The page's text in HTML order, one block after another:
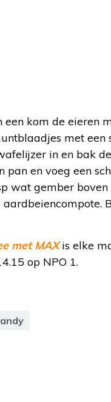
kom de eieren
met een
in en bak
en voeg een
wat gember
met MAXis elke
op NPO 1.